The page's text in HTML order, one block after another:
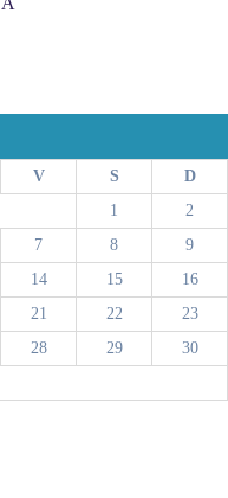
V S
D
1
2
7 8
9
14 15
16
21 22
23
28 29
30